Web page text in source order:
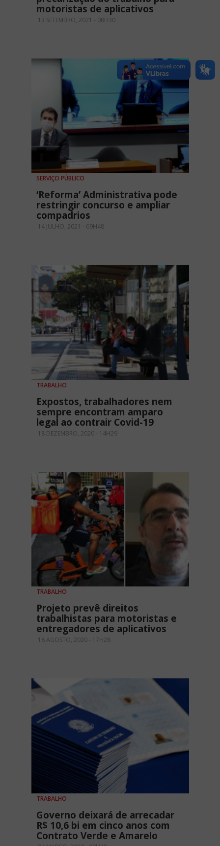
motoristas de aplicativos
13 SETEMBRO, 2021 - 08H30
SERVIÇO PÚBLICO
‘Reforma’ Administrativa pode
restringir concurso e ampliar
compadrios
14 JULHO, 2021 - 09H48
TRABALHO
Expostos, trabalhadores nem
sempre encontram amparo
legal ao contrair Covid-19
18 DEZEMBRO, 2020 - 14H29
TRABALHO
Projeto prevê direitos
trabalhistas para motoristas e
entregadores de aplicativos
18 AGOSTO, 2020 - 17H28
TRABALHO
Governo deixará de arrecadar
R$ 10,6 bi em cinco anos com
Contrato Verde e Amarelo